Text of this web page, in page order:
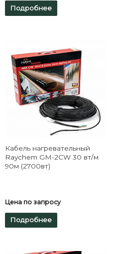
Подробнее
Кабель нагревательный
Raychem GM-2CW 30 вт/м
90м (2700вт)
Цена по запросу
Подробнее